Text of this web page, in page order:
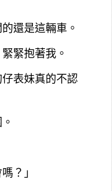
還是這輛車。
緊抱著我。
仔表妹真的不認
？」